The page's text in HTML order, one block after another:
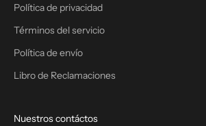
Política de privacidad
Términos del servicio
Política de envío
Libro de Reclamaciones
Nuestros contáctos